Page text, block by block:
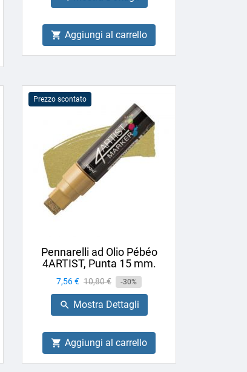
 Aggiungi al carrello
Prezzo scontato
Pennarelli ad Olio Pébéo
4ARTIST, Punta 15 mm.
Prezzo
7,56 € Prezzo
base
10,80 € -30%
 Mostra Dettagli
 Aggiungi al carrello